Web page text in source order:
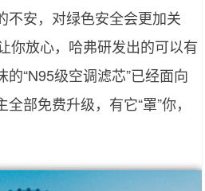
不安，对绿色安全会更加关
你放心，哈弗研发出的可以有
“N95级空调滤芯”已经面向
部免费升级，有它“罩”你，